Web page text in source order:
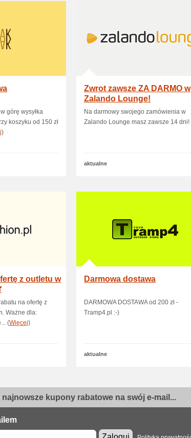
górę wysyłka
koszyku od 150 zł
)
Zwrot zawsze ZA DARMO w
Zalando Lounge!
Na darmowy swojego zamówienia w
Zalando Lounge masz zawsze 14 dni!
aktualne
z outletu w
na ofertę z
Ważne dla:
(Więcej)
Darmowa dostawa
DARMOWA DOSTAWA od 200 zł -
Tramp4.pl :-)
aktualne
kupony rabatowe na swój e-mail...